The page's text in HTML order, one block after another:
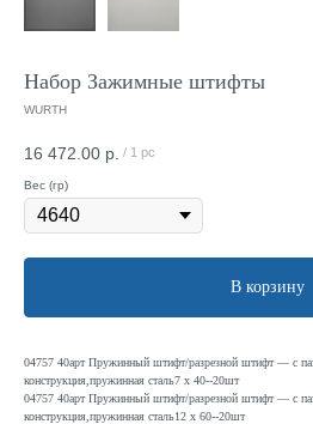
Набор Зажимные штифты
WURTH
16 472.00 р. / 1 pc
Вес (гр)
В корзину
04757 40арт Пружинный штифт/разрезной штифт — с
конструкция,пружинная сталь7 x 40--20шт
04757 40арт Пружинный штифт/разрезной штифт — с
конструкция,пружинная сталь12 x 60--20шт